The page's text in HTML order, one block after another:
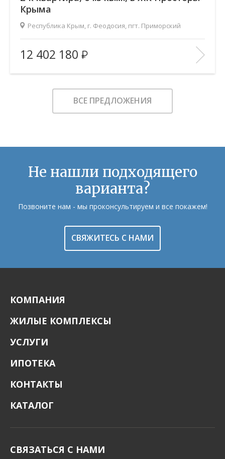
Крыма
Республика Крым, г. Феодосия, пгт. Приморский
Площадь (общ/жил/кух), м2:
64.26/30.44/18.12
Количество комнат:
2
Этаж:
1/9
В ИЗБРАННОЕ
12 402 180
ВСЕ ПРЕДЛОЖЕНИЯ
Не нашли подходящего
варианта?
Позвоните нам - мы проконсультируем и все покажем!
СВЯЖИТЕСЬ С НАМИ
КОМПАНИЯ
ЖИЛЫЕ КОМПЛЕКСЫ
УСЛУГИ
ИПОТЕКА
КОНТАКТЫ
КАТАЛОГ
СВЯЗАТЬСЯ С НАМИ